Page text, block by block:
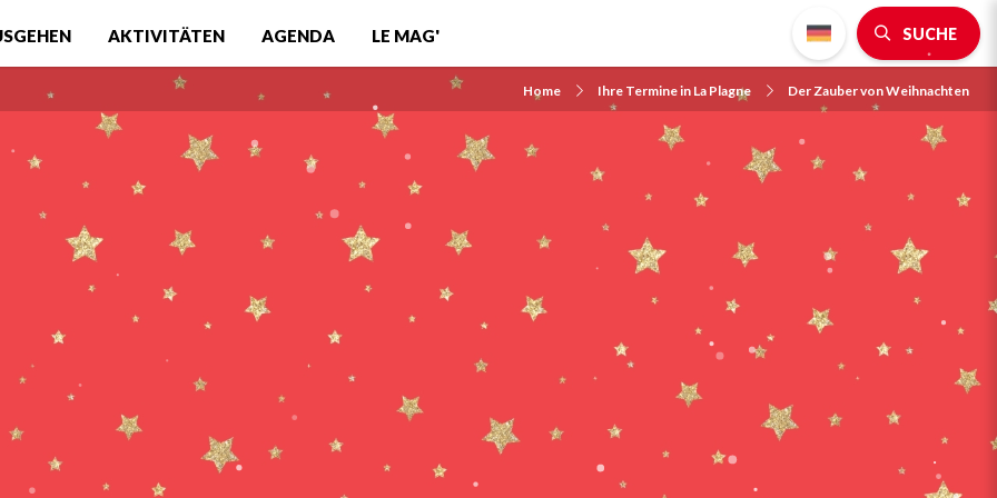
AKTIVITÄTEN AGENDA LE MAG' SUCHE
Home Ihre Termine in La Plagne Der Zauber von Weihnachten